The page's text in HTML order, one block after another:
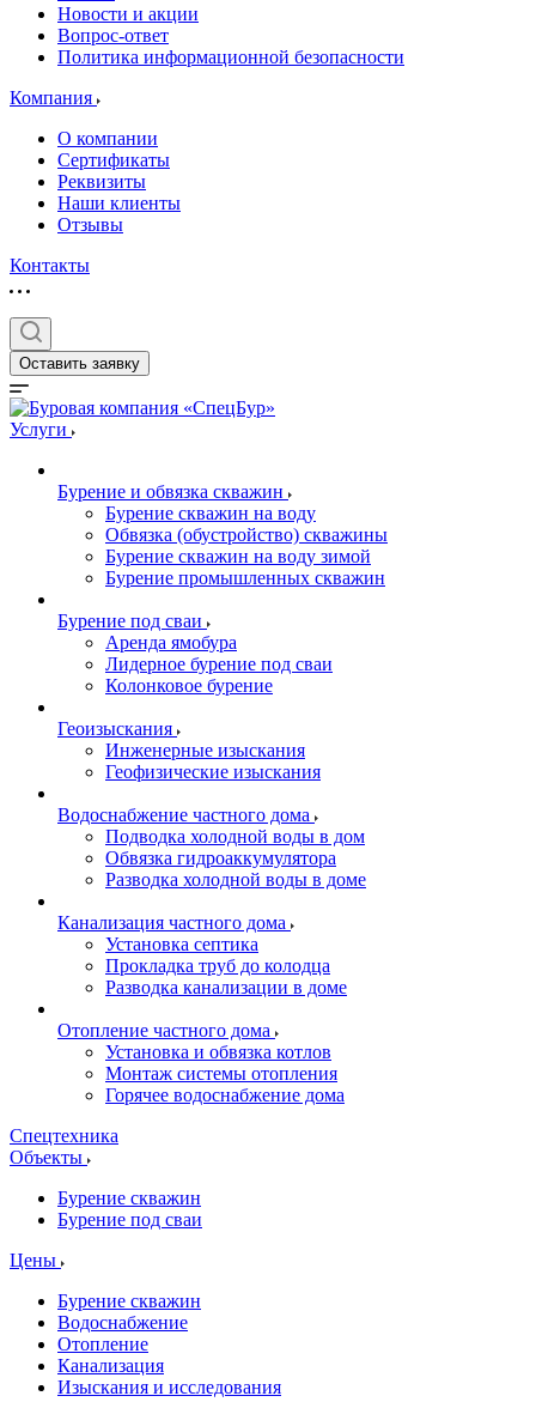
Новости и акции
Вопрос-ответ
Политика информационной безопасности
Компания
О компании
Сертификаты
Реквизиты
Наши клиенты
Отзывы
Контакты
Оставить заявку
Услуги
Бурение и обвязка скважин
Бурение скважин на воду
Обвязка (обустройство) скважины
Бурение скважин на воду зимой
Бурение промышленных скважин
Бурение под сваи
Аренда ямобура
Лидерное бурение под сваи
Колонковое бурение
Геоизыскания
Инженерные изыскания
Геофизические изыскания
Водоснабжение частного дома
Подводка холодной воды в дом
Обвязка гидроаккумулятора
Разводка холодной воды в доме
Канализация частного дома
Установка септика
Прокладка труб до колодца
Разводка канализации в доме
Отопление частного дома
Установка и обвязка котлов
Монтаж системы отопления
Горячее водоснабжение дома
Спецтехника
Объекты
Бурение скважин
Бурение под сваи
Цены
Бурение скважин
Водоснабжение
Отопление
Канализация
Изыскания и исследования